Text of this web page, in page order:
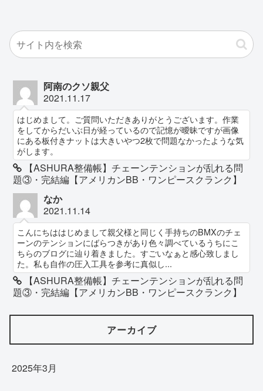
阿南のクソ親父
2021.11.17
はじめまして。ご質問いただきありがとうございます。作業
をしてからだいぶ日が経っているので記憶が曖昧ですが画像
にある板付きナットは大きいやつ2枚で問題なかったような気
がします。
【ASHURA整備帳】チェーンテンションが乱れる問
題③・完結編【アメリカンBB・ワンピースクランク】
なか
2021.11.14
こんにちははじめまして親父様と同じく手持ちのBMXのチェ
ーンのテンションにばらつきがあり色々調べているうちにこ
ちらのブログに辿り着きました。すごいなぁと感心致しまし
た。私も自作の圧入工具を参考に真似し...
【ASHURA整備帳】チェーンテンションが乱れる問
題③・完結編【アメリカンBB・ワンピースクランク】
アーカイブ
2025年3月